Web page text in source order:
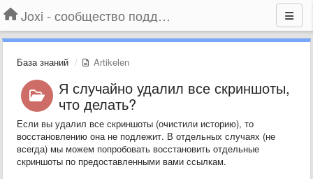
Joxi - сообщество поддержки
База знаний Artikelen
Я случайно удалил все скриншоты,
что делать?
Если вы удалил все скриншоты (очистили историю), то
восстановлению она не подлежит. В отдельных случаях (не
всегда) мы можем попробовать восстановить отдельные
скриншоты по предоставленными вами ссылкам.